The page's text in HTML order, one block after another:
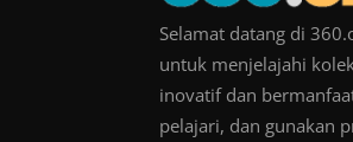
Selamat datang di
untuk menjelajahi
inovatif dan
pelajari, dan gunakan